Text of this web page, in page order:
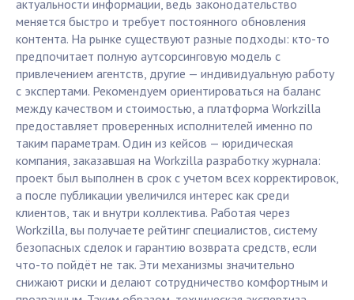
актуальности информации, ведь законодательство
меняется быстро и требует постоянного обновления
контента. На рынке существуют разные подходы: кто-то
предпочитает полную аутсорсинговую модель с
привлечением агентств, другие — индивидуальную работу
с экспертами. Рекомендуем ориентироваться на баланс
между качеством и стоимостью, а платформа Workzilla
предоставляет проверенных исполнителей именно по
таким параметрам. Один из кейсов — юридическая
компания, заказавшая на Workzilla разработку журнала:
проект был выполнен в срок с учетом всех корректировок,
а после публикации увеличился интерес как среди
клиентов, так и внутри коллектива. Работая через
Workzilla, вы получаете рейтинг специалистов, систему
безопасных сделок и гарантию возврата средств, если
что-то пойдёт не так. Эти механизмы значительно
снижают риски и делают сотрудничество комфортным и